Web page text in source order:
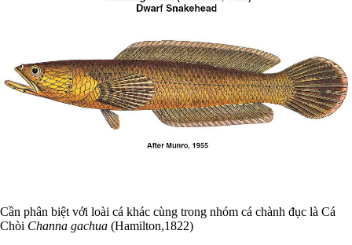
Cần phân biệt với loài cá khác cùng trong nhóm cá chành đục là Cá
Chòi Channa gachua (Hamilton,1822)